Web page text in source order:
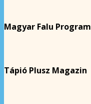
Magyar Falu Program
Tápió Plusz Magazin